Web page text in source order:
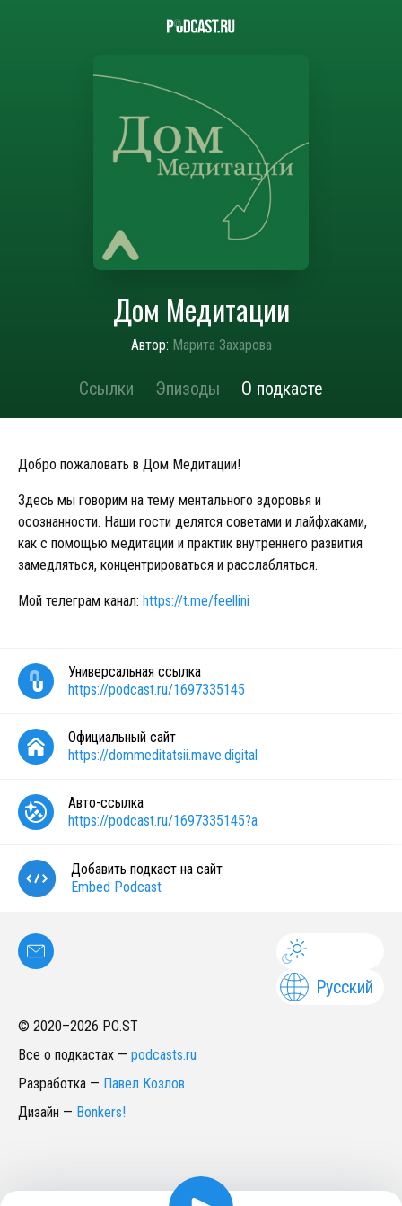
Дом Медитации
Автор: Марита Захарова
Ссылки Эпизоды О подкасте
Добро пожаловать в Дом Медитации!
Здесь мы говорим на тему ментального здоровья и
осознанности. Наши гости делятся советами и лайфхаками,
как с помощью медитации и практик внутреннего развития
замедляться, концентрироваться и расслабляться.
Мой телеграм канал: https://t.me/feellini
Универсальная ссылка
https://podcast.ru/1697335145
Официальный сайт
https://dommeditatsii.mave.digital
Авто-ссылка
https://podcast.ru/1697335145?a
Добавить подкаст на сайт
Embed Podcast
Русский
© 2020–2026 PC.ST
Все о подкастах — podcasts.ru
Разработка — Павел Козлов
Дизайн — Bonkers!